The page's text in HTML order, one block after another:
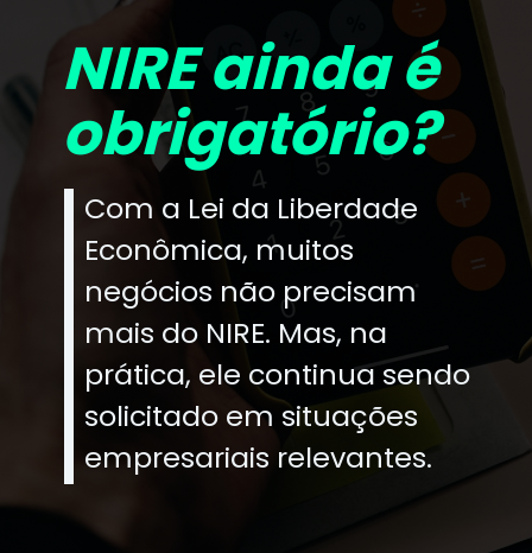
NIRE ainda é
obrigatório?
Com a Lei da Liberdade
Econômica, muitos
negócios não precisam
mais do NIRE. Mas, na
prática, ele continua sendo
solicitado em situações
empresariais relevantes.